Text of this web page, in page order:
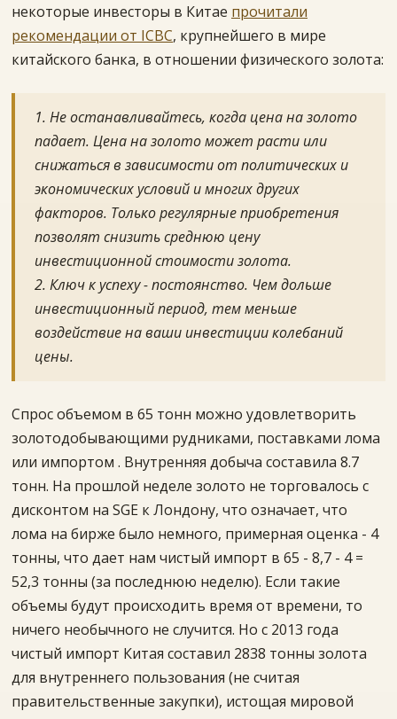
некоторые инвесторы в Китае прочитали
рекомендации от ICBC, крупнейшего в мире
китайского банка, в отношении физического золота:
1. Не останавливайтесь, когда цена на золото
падает. Цена на золото может расти или
снижаться в зависимости от политических и
экономических условий и многих других
факторов. Только регулярные приобретения
позволят снизить среднюю цену
инвестиционной стоимости золота.
2. Ключ к успеху - постоянство. Чем дольше
инвестиционный период, тем меньше
воздействие на ваши инвестиции колебаний
цены.
Спрос объемом в 65 тонн можно удовлетворить
золотодобывающими рудниками, поставками лома
или импортом . Внутренняя добыча составила 8.7
тонн. На прошлой неделе золото не торговалось с
дисконтом на SGE к Лондону, что означает, что
лома на бирже было немного, примерная оценка - 4
тонны, что дает нам чистый импорт в 65 - 8,7 - 4 =
52,3 тонны (за последнюю неделю). Если такие
объемы будут происходить время от времени, то
ничего необычного не случится. Но с 2013 года
чистый импорт Китая составил 2838 тонны золота
для внутреннего пользования (не считая
правительственные закупки), истощая мировой